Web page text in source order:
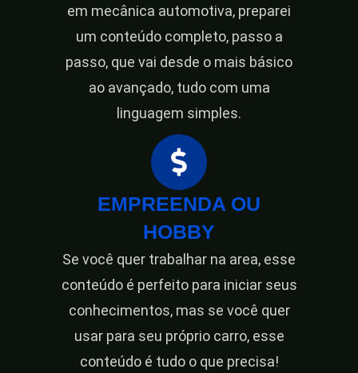
em mecânica automotiva, preparei
um conteúdo completo, passo a
passo, que vai desde o mais básico
ao avançado, tudo com uma
linguagem simples.
EMPREENDA OU
HOBBY
Se você quer trabalhar na area, esse
conteúdo é perfeito para iniciar seus
conhecimentos, mas se você quer
usar para seu próprio carro, esse
conteúdo é tudo o que precisa!